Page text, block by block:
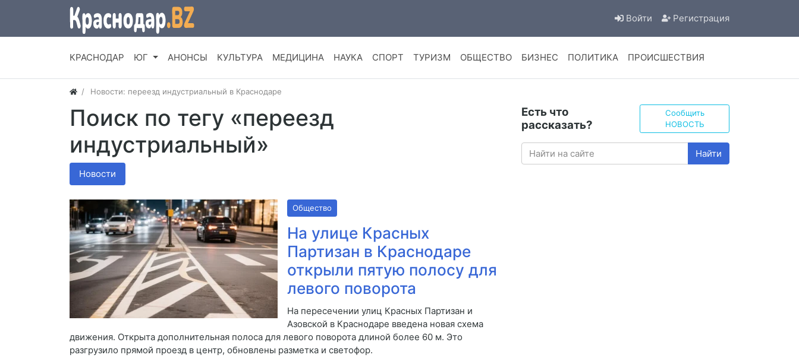
Войти Регистрация
КРАСНОДАР ЮГ АНОНСЫ КУЛЬТУРА МЕДИЦИНА НАУКА СПОРТ ТУРИЗМ ОБЩЕСТВО БИЗНЕС ПОЛИТИКА ПРОИСШЕСТВИЯ
Новости: переезд индустриальный в Краснодаре
Поиск по тегу «переезд
индустриальный»
Новости
Общество
На улице Красных
Партизан в Краснодаре
открыли пятую полосу для
левого поворота
На пересечении улиц Красных Партизан и
Азовской в Краснодаре введена новая схема
движения. Открыта дополнительная полоса для левого поворота длиной более 60 м. Это
разгрузило прямой проезд в центр, обновлены разметка и светофор.
Есть что
рассказать?
Сообщить
НОВОСТЬ
Найти